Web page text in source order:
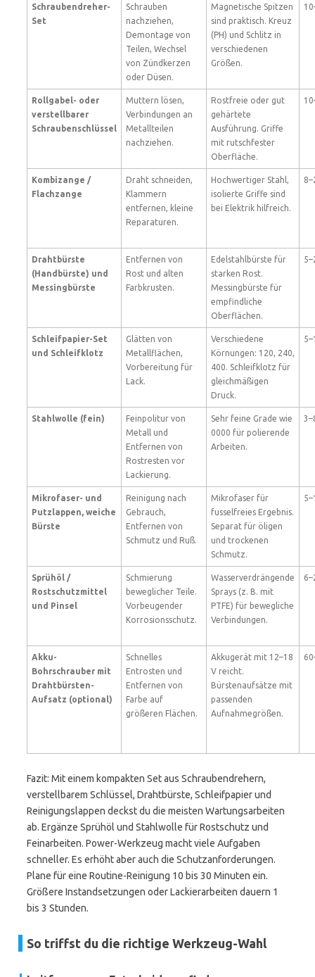
Schraubendreher-
Set
Schrauben
nachziehen,
Demontage von
Teilen, Wechsel
von Zündkerzen
oder Düsen.
Magnetische Spitzen
sind praktisch. Kreuz
(PH) und Schlitz in
verschiedenen
Größen.
Rollgabel- oder
verstellbarer
Schraubenschlüssel
Muttern lösen,
Verbindungen an
Metallteilen
nachziehen.
Rostfreie oder gut
gehärtete
Ausführung. Griffe
mit rutschfester
Oberfläche.
Kombizange /
Flachzange
Draht schneiden,
Klammern
entfernen, kleine
Reparaturen.
Hochwertiger Stahl,
isolierte Griffe sind
bei Elektrik hilfreich.
Drahtbürste
(Handbürste) und
Messingbürste
Entfernen von
Rost und alten
Farbkrusten.
Edelstahlbürste für
starken Rost.
Messingbürste für
empfindliche
Oberflächen.
Schleifpapier-Set
und Schleifklotz
Glätten von
Metallflächen,
Vorbereitung für
Lack.
Verschiedene
Körnungen: 120, 240,
400. Schleifklotz für
gleichmäßigen
Druck.
Stahlwolle (fein)
Feinpolitur von
Metall und
Entfernen von
Rostresten vor
Lackierung.
Sehr feine Grade wie
0000 für polierende
Arbeiten.
Mikrofaser- und
Putzlappen, weiche
Bürste
Reinigung nach
Gebrauch,
Entfernen von
Schmutz und Ruß.
Mikrofaser für
fusselfreies Ergebnis.
Separat für öligen
und trockenen
Schmutz.
Sprühöl /
Rostschutzmittel
und Pinsel
Schmierung
beweglicher Teile.
Vorbeugender
Korrosionsschutz.
Wasserverdrängende
Sprays (z. B. mit
PTFE) für bewegliche
Verbindungen.
Akku-
Bohrschrauber mit
Drahtbürsten-
Aufsatz (optional)
Schnelles
Entrosten und
Entfernen von
Farbe auf
größeren Flächen.
Akkugerät mit 12–18
V reicht.
Bürstenaufsätze mit
passenden
Aufnahmegrößen.
Fazit: Mit einem kompakten Set aus Schraubendrehern,
verstellbarem Schlüssel, Drahtbürste, Schleifpapier und
Reinigungslappen deckst du die meisten Wartungsarbeiten
ab. Ergänze Sprühöl und Stahlwolle für Rostschutz und
Feinarbeiten. Power-Werkzeug macht viele Aufgaben
schneller. Es erhöht aber auch die Schutzanforderungen.
Plane für eine Routine-Reinigung 10 bis 30 Minuten ein.
Größere Instandsetzungen oder Lackierarbeiten dauern 1
bis 3 Stunden.
So triffst du die richtige Werkzeug-Wahl